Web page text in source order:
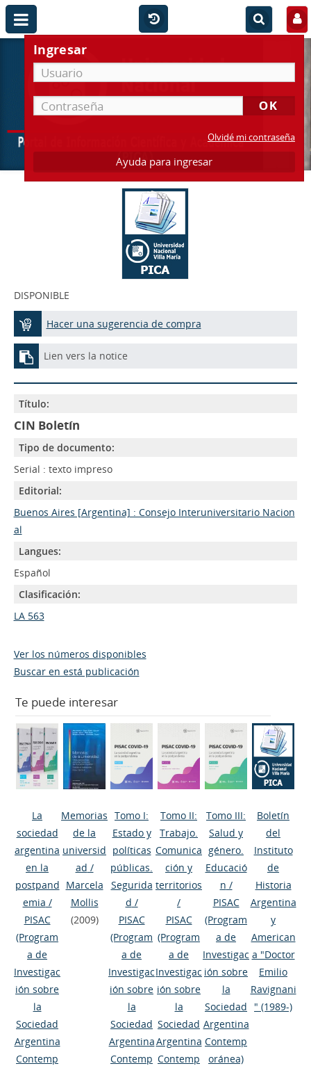
Ingresar
Olvidé mi contraseña
Ayuda para ingresar
DISPONIBLE
Hacer una sugerencia de compra
Lien vers la notice
Título:
CIN Boletín
Tipo de documento:
Serial : texto impreso
Editorial:
Buenos Aires [Argentina] : Consejo Interuniversitario Nacion
al
Langues:
Español
Clasificación:
LA 563
Ver los números disponibles
Buscar en está publicación
Te puede interesar
La
sociedad
argentina
en la
postpand
emia /
PISAC
(Program
a de
Investigac
ión sobre
la
Sociedad
Argentina
Contemp
Memorias
de la
universid
ad /
Marcela
Mollis
(2009)
Tomo I:
Estado y
políticas
públicas.
Segurida
d /
PISAC
(Program
a de
Investigac
ión sobre
la
Sociedad
Argentina
Contemp
Tomo II:
Trabajo.
Comunica
ción y
territorios
/
PISAC
(Program
a de
Investigac
ión sobre
la
Sociedad
Argentina
Contemp
Tomo III:
Salud y
género.
Educació
n /
PISAC
(Program
a de
Investigac
ión sobre
la
Sociedad
Argentina
Contemp
oránea)
Boletín
del
Instituto
de
Historia
Argentina
y
American
a "Doctor
Emilio
Ravignani
" (1989-)